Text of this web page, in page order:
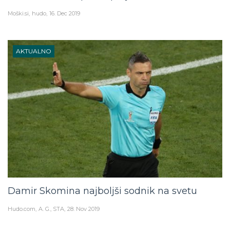
Moški.si hudo 16. Dec 2019
AKTUALNO
Damir Skomina najboljši sodnik na svetu
Hudo.com A. G., STA 28. Nov 2019